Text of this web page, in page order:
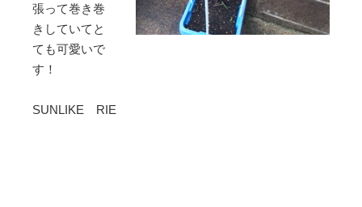
張って巻き巻
きしていてと
ても可愛いで
す！
SUNLIKE RIE